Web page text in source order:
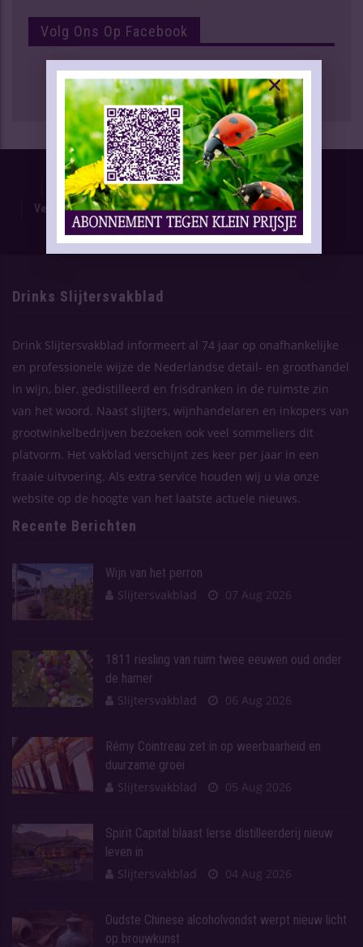
Volg Ons Op Facebook
Proefnummer
Oplage & Verspreiding
Advertentietarieven
Technische Gegevens
Verschijning Drinks Slijtersvakblad
Themaplanning
Contact
Drinks Slijtersvakblad
Drink Slijtersvakblad informeert al 74 jaar op onafhankelijke
en professionele wijze de Nederlandse detail- en groothandel
in wijn, bier, gedistilleerd en frisdranken in de ruimste zin
van het woord. Naast slijters, wijnhandelaren en inkopers van
grootwinkelbedrijven bezoeken ook veel sommeliers dit
platvorm. Het vakblad verschijnt zes keer per jaar in een
fraaie uitvoering. Als extra service houden wij u via onze
website op de hoogte van het laatste actuele nieuws.
Recente Berichten
Wijn van het perron
Slijtersvakblad
07 Aug 2026
1811 riesling van ruim twee eeuwen oud onder
de hamer
Slijtersvakblad
06 Aug 2026
Rémy Cointreau zet in op weerbaarheid en
duurzame groei
Slijtersvakblad
05 Aug 2026
Spirit Capital blaast Ierse distilleerderij nieuw
leven in
Slijtersvakblad
04 Aug 2026
Oudste Chinese alcoholvondst werpt nieuw licht
op brouwkunst